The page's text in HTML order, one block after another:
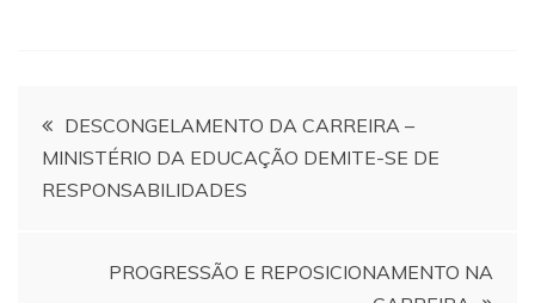
Navegação
de
DESCONGELAMENTO DA CARREIRA –
MINISTÉRIO DA EDUCAÇÃO DEMITE-SE DE
RESPONSABILIDADES
PROGRESSÃO E REPOSICIONAMENTO NA